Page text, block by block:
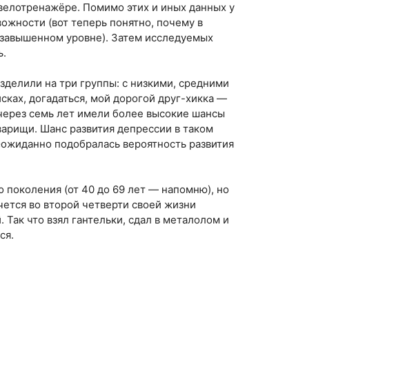
Помимо этих и иных данных у
(вот теперь понятно, почему в
уровне). Затем исследуемых
на три группы: с низкими, средними
догадаться, мой дорогой друг-хикка —
семь лет имели более высокие шансы
Шанс развития депрессии в таком
подобралась вероятность развития
поколения (от 40 до 69 лет — напомню), но
во второй четверти своей жизни
что взял гантельки, сдал в металолом и